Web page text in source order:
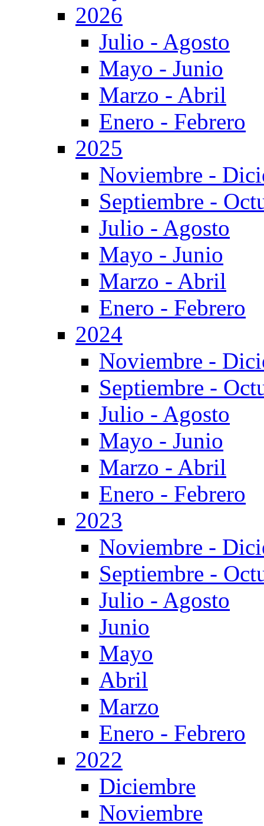
2026
Julio - Agosto
Mayo - Junio
Marzo - Abril
Enero - Febrero
2025
Noviembre -
Septiembre -
Julio - Agosto
Mayo - Junio
Marzo - Abril
Enero - Febrero
2024
Noviembre -
Septiembre -
Julio - Agosto
Mayo - Junio
Marzo - Abril
Enero - Febrero
2023
Noviembre -
Septiembre -
Julio - Agosto
Junio
Mayo
Abril
Marzo
Enero - Febrero
2022
Diciembre
Noviembre